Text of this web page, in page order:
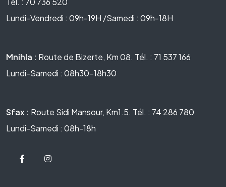
Lundi-Vendredi : 09h-19H /Samedi : 09h-18H
Mnihla : Route de Bizerte, Km 08. Tél. : 71 537 166
Lundi-Samedi : 08h30-18h30
Sfax : Route Sidi Mansour, Km1.5. Tél. : 74 286 780
Lundi-Samedi : 08h-18h